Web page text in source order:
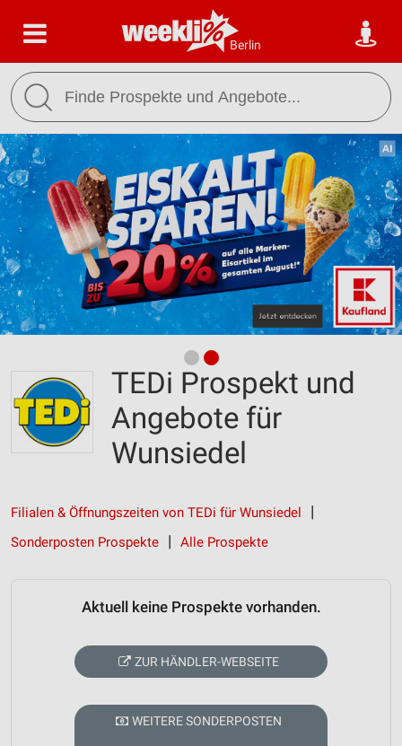
Berlin
TEDi Prospekt und
Angebote für
Wunsiedel
Filialen & Öffnungszeiten von TEDi für Wunsiedel
Sonderposten Prospekte
Alle Prospekte
Aktuell keine Prospekte vorhanden.
ZUR HÄNDLER-WEBSEITE
WEITERE SONDERPOSTEN